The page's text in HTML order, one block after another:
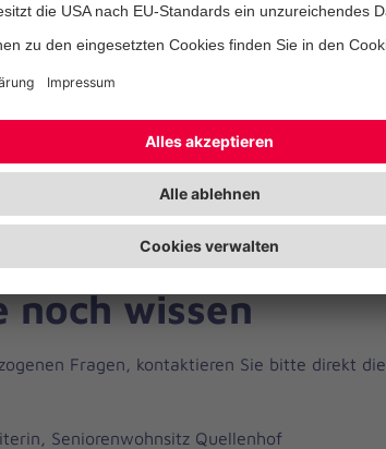
Handeln
und hilfsbedürftigen Menschen
noch wissen
Fragen, kontaktieren Sie bitte direkt die
Seniorenwohnsitz Quellenhof